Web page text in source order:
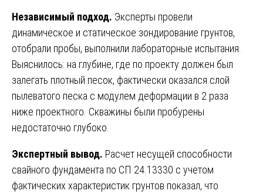
Независимый подход. Эксперты провели
динамическое и статическое зондирование грунтов,
отобрали пробы, выполнили лабораторные испытания.
Выяснилось: на глубине, где по проекту должен был
залегать плотный песок, фактически оказался слой
пылеватого песка с модулем деформации в 2 раза
ниже проектного. Скважины были пробурены
недостаточно глубоко.
Экспертный вывод. Расчет несущей способности
свайного фундамента по СП 24.13330 с учетом
фактических характеристик грунтов показал, что